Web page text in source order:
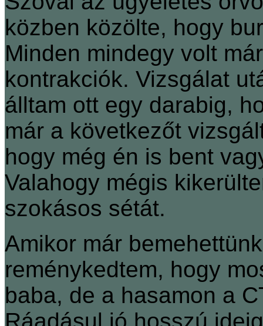
közben közölte, hogy
Minden mindegy volt
kontrakciók. Vizsgálat
álltam ott egy darabig,
már a következőt
hogy még én is bent
Valahogy mégis
szokásos sétát.
Amikor már
reménykedtem, hogy
baba, de a hasamon a
Ráadásul jó hosszú